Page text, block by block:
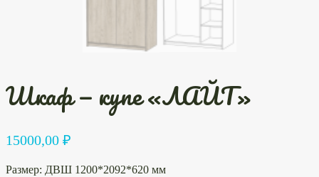
Шкаф — купе «ЛАЙТ»
15000,00 ₽
Размер: ДВШ 1200*2092*620 мм